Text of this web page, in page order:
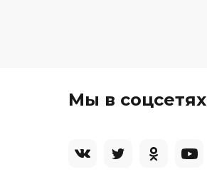
Мы в соцсетях